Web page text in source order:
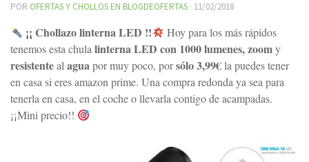
POR OFERTAS Y CHOLLOS EN BLOGDEOFERTAS · 11/02/2018
¡¡ Chollazo linterna LED !!
Hoy para los más rápidos
tenemos esta chula linterna LED con 1000 lumenes,zoomy
resistenteal aguapor muy poco, porsólo 3,99€la puedes tener
en casa si eres amazon prime. Una compra redonda ya sea para
tenerla en casa, en el coche o llevarla contigo de acampadas.
¡¡Mini precio!!